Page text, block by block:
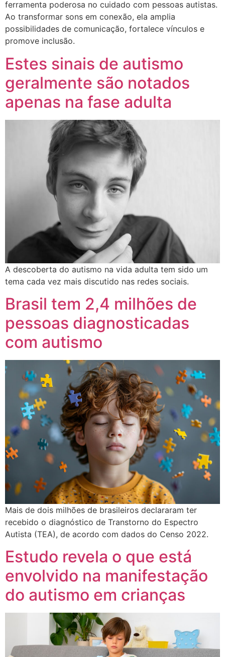
ferramenta poderosa no cuidado com pessoas autistas.
Ao transformar sons em conexão, ela amplia
possibilidades de comunicação, fortalece vínculos e
promove inclusão.
Estes sinais de autismo
geralmente são notados
apenas na fase adulta
A descoberta do autismo na vida adulta tem sido um
tema cada vez mais discutido nas redes sociais.
Brasil tem 2,4 milhões de
pessoas diagnosticadas
com autismo
Mais de dois milhões de brasileiros declararam ter
recebido o diagnóstico de Transtorno do Espectro
Autista (TEA), de acordo com dados do Censo 2022.
Estudo revela o que está
envolvido na manifestação
do autismo em crianças